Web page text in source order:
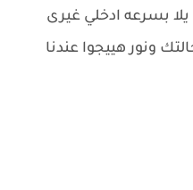
يلا بسرعه ادخلي غيرى
ونور هييجوا عندنا